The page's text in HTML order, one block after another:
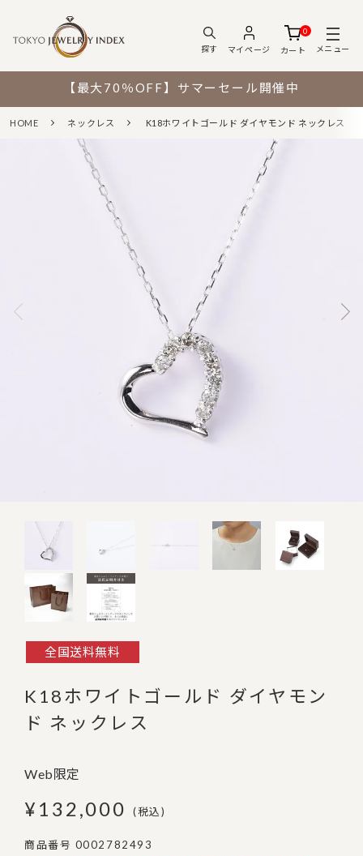
探す マイページ
0
カート
メニュー
【最大70％OFF】サマーセール開催中
HOME ネックレス K18ホワイトゴールド ダイヤモンド ネックレス
全国送料無料
K18ホワイトゴールド ダイヤモン
ド ネックレス
Web限定
¥ 132,000 税込
商品番号 0002782493